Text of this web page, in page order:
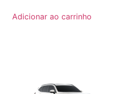
Adicionar ao carrinho